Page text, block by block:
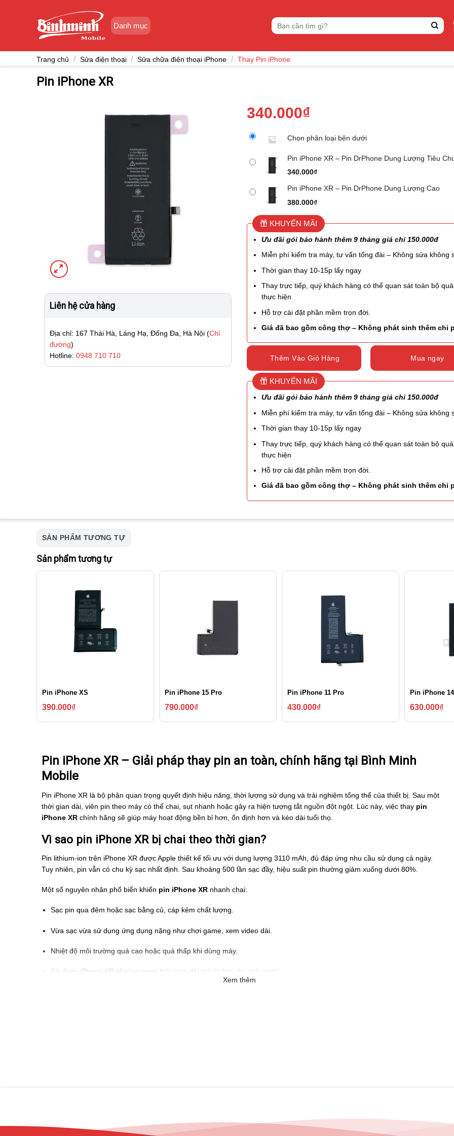
Danh mục
Tìm
kiếm:
Trang chủ / Sửa điện thoại / Sửa chữa điện thoại iPhone / Thay Pin iPhone
Pin iPhone XR
Liên hệ cửa hàng
Địa chỉ: 167 Thái Hà, Láng Hạ, Đống Đa, Hà Nội (Chỉ
đường)
Hotline: 0948 710 710
340.000₫
Chọn phân loại bên dưới
Pin iPhone XR – Pin DrPhone Dung Lượng Tiêu
340.000₫
Pin iPhone XR – Pin DrPhone Dung Lượng Cao
380.000₫
KHUYẾN MÃI
Ưu đãi gói bảo hành thêm 9 tháng giá chỉ 150.000đ
Miễn phí kiểm tra máy, tư vấn tổng đài – Không sửa không
Thời gian thay 10-15p lấy ngay
Thay trực tiếp, quý khách hàng có thể quan sát toàn bộ
thực hiện
Hỗ trợ cài đặt phần mềm trọn đời.
Giá đã bao gồm công thợ – Không phát sinh thêm chi
Thêm Vào Giỏ Hàng Mua ngay
KHUYẾN MÃI
Ưu đãi gói bảo hành thêm 9 tháng giá chỉ 150.000đ
Miễn phí kiểm tra máy, tư vấn tổng đài – Không sửa không
Thời gian thay 10-15p lấy ngay
Thay trực tiếp, quý khách hàng có thể quan sát toàn bộ
thực hiện
Hỗ trợ cài đặt phần mềm trọn đời.
Giá đã bao gồm công thợ – Không phát sinh thêm chi
SẢN PHẨM TƯƠNG TỰ
Sản phẩm tương tự
Pin iPhone XS
390.000₫
Pin iPhone 15 Pro
790.000₫
Pin iPhone 11 Pro
430.000₫
Pin iPhone 14
630.000₫
Pin iPhone XR – Giải pháp thay pin an toàn, chính hãng tại Bình Minh
Mobile
Pin iPhone XR là bộ phận quan trọng quyết định hiệu năng, thời lượng sử dụng và trải nghiệm tổng thể của thiết bị. Sau một
thời gian dài, viên pin theo máy có thể chai, sụt nhanh hoặc gây ra hiện tượng tắt nguồn đột ngột. Lúc này, việc thay pin
iPhone XRchính hãng sẽ giúp máy hoạt động bền bỉ hơn, ổn định hơn và kéo dài tuổi thọ.
Vì sao pin iPhone XR bị chai theo thời gian?
Pin lithium-ion trên iPhone XR được Apple thiết kế tối ưu với dung lượng 3110 mAh, đủ đáp ứng nhu cầu sử dụng cả ngày.
Tuy nhiên, pin vẫn có chu kỳ sạc nhất định. Sau khoảng 500 lần sạc đầy, hiệu suất pin thường giảm xuống dưới 80%.
Một số nguyên nhân phổ biến khiến pin iPhone XRnhanh chai:
Sạc pin qua đêm hoặc sạc bằng củ, cáp kém chất lượng.
Vừa sạc vừa sử dụng ứng dụng nặng như chơi game, xem video dài.
Nhiệt độ môi trường quá cao hoặc quá thấp khi dùng máy.
Sử dụng iPhone XR liên tục trong thời gian dài mà không cho máy nghỉ.
Xem thêm